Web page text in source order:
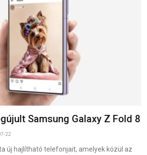
Samsung Galaxy Z Fold 8
22
új hajlítható telefonjait, amelyek közül az